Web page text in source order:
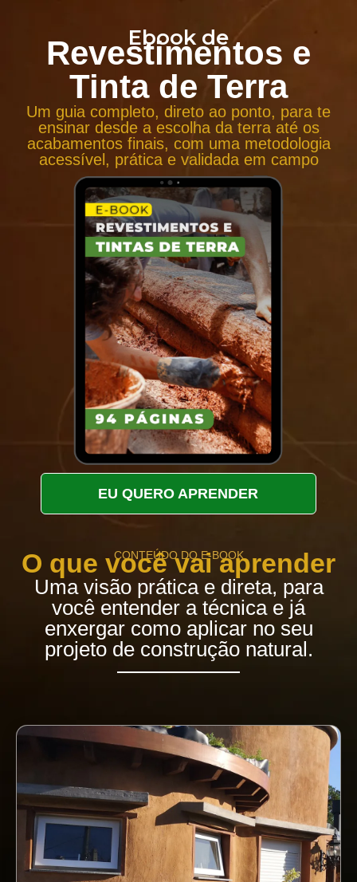
Ebook de
Revestimentos e
Tinta de Terra
Um guia completo, direto ao ponto, para te
ensinar desde a escolha da terra até os
acabamentos finais, com uma metodologia
acessível, prática e validada em campo
EU QUERO APRENDER
CONTEÚDO DO E-BOOK
O que você vai aprender
Uma visão prática e direta, para
você entender a técnica e já
enxergar como aplicar no seu
projeto de construção natural.